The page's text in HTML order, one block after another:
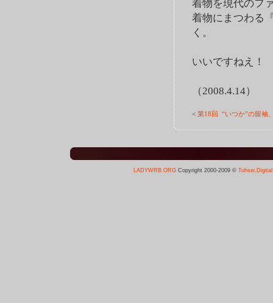
着物を現代のフ
着物にまつわる
く。
いいですねえ！
（2008.4.14）
< 第18回 “いつか”の留袖
LADYWRB.ORGCopyright 2000-2009 ©